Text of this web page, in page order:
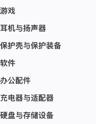
游戏
耳机与扬声器
保护壳与保护装备
软件
办公配件
充电器与适配器
硬盘与存储设备